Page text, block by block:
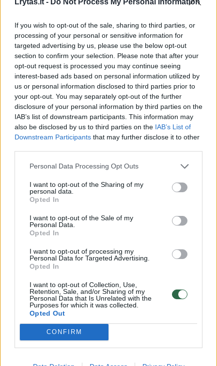
If you wish to opt-out of the sale, sharing to third parties, or
processing of your personal or sensitive information for
targeted advertising by us, please use the below opt-out
section to confirm your selection. Please note that after your
opt-out request is processed you may continue seeing
interest-based ads based on personal information utilized by
us or personal information disclosed to third parties prior to
your opt-out. You may separately opt-out of the further
disclosure of your personal information by third parties on the
IAB’s list of downstream participants. This information may
also be disclosed by us to third parties on the IAB’s List of
Downstream Participants that may further disclose it to other
Personal Data Processing Opt Outs
I want to opt-out of the Sharing of my
personal data.
Opted In
I want to opt-out of the Sale of my
Personal Data.
Opted In
I want to opt-out of processing my
Personal Data for Targeted Advertising.
Opted In
I want to opt-out of Collection, Use,
Retention, Sale, and/or Sharing of my
Personal Data that Is Unrelated with the
Purposes for which it was collected.
Opted Out
CONFIRM
Princesė mėgstama dėl savo natūralumo.
Daugiau nuotraukų (31)